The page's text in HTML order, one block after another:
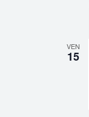
VEN
15